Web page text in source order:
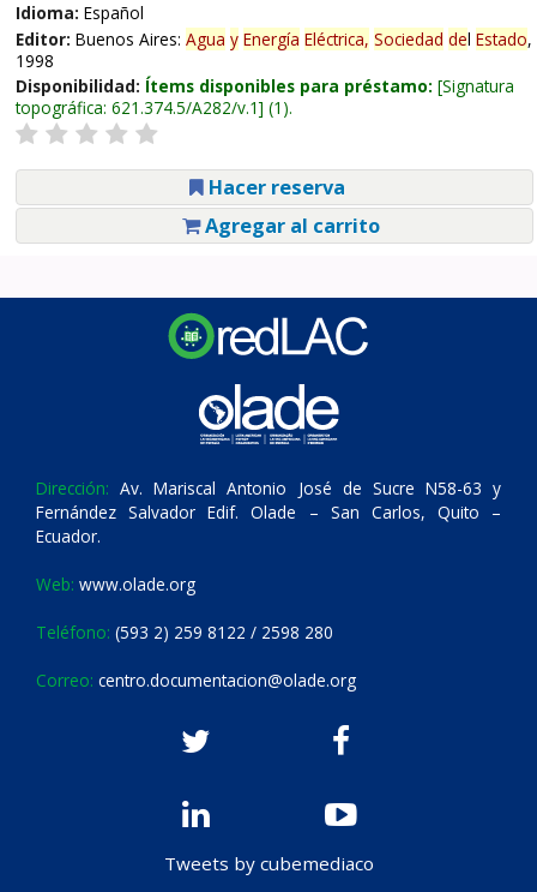
Idioma: Español
Editor: Buenos Aires: Agua y Energía Eléctrica, Sociedad del Estado,
1998
Disponibilidad: Ítems disponibles para préstamo: Signatura
topográfica: 621.374.5/A282/v.1 (1).
Hacer reserva
Agregar al carrito
Dirección: Av. Mariscal Antonio José de Sucre N58-63 y
Fernández Salvador Edif. Olade – San Carlos, Quito –
Ecuador.
Web: www.olade.org
Teléfono: (593 2) 259 8122 / 2598 280
Correo: centro.documentacion@olade.org
Tweets by cubemediaco